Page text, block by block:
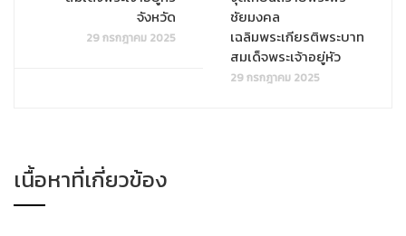
จังหวัด
29 กรกฎาคม 2025
ชัยมงคล
เฉลิมพระเกียรติพระบาท
สมเด็จพระเจ้าอยู่หัว
29 กรกฎาคม 2025
เนื้อหาที่เกี่ยวข้อง